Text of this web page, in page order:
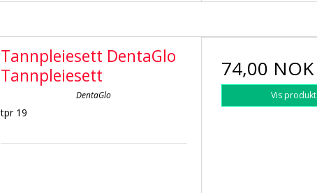
Tannpleiesett DentaGlo
Tannpleiesett
DentaGlo
tpr 19
74,00 NOK
Vis produkt